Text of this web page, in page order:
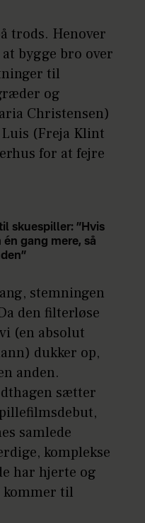
trods. Henover
bygge bro over
til
og
Christensen)
(Freja Klint
for at fejre
skuespiller: ”Hvis
gang mere, så
stemningen
den filterløse
(en absolut
dukker op,
anden.
sætter
samlede
komplekse
har hjerte og
til